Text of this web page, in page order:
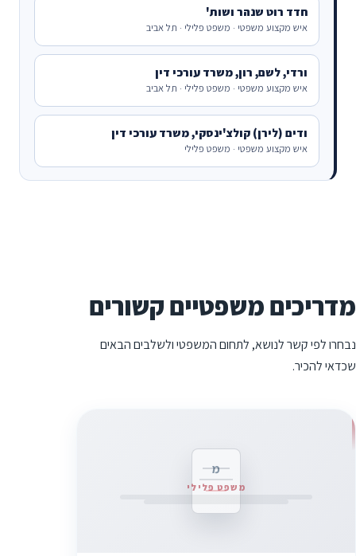
חדד רוט שנהר ושות'
איש מקצוע משפטי · משפט פלילי · תל אביב
ורדי, לשם, רון, משרד עורכי דין
איש מקצוע משפטי · משפט פלילי · תל אביב
ודים (לירן) קולצ'ינסקי, משרד עורכי דין
איש מקצוע משפטי · משפט פלילי
מדריכים משפטיים קשורים
נבחרו לפי קשר לנושא, לתחום המשפטי ולשלבים הבאים
שכדאי להכיר.
מ
משפט פלילי